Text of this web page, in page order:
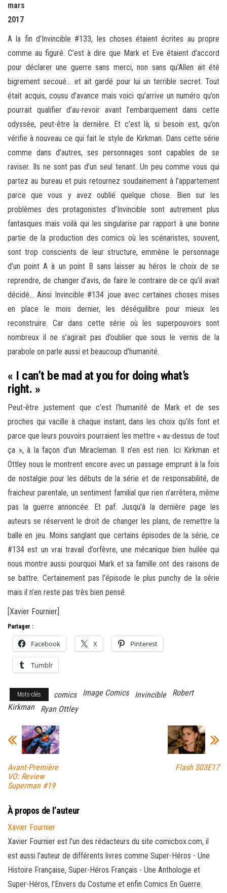
mars
2017
A la fin d’Invincible #133, les choses étaient écrites au propre
comme au figuré. C’est à dire que Mark et Eve étaient d’accord
pour déclarer une guerre sans merci, non sans qu’Allen ait été
bigrement secoué… et ait gardé pour lui un terrible secret. Tout
était acquis, cousu d’avance mais voici qu’arrive un numéro qu’on
pourrait qualifier d’au-revoir avant l’embarquement dans cette
odyssée, peut-être la dernière. Et c’est là, si besoin est, qu’on
vérifie à nouveau ce qui fait le style de Kirkman. Dans cette série
comme dans d’autres, ses personnages sont capables de se
raviser. Ils ne sont pas d’un seul tenant. Un peu comme vous qui
partez au bureau et puis retournez soudainement à l’appartement
parce que vous y avez oublié quelque chose. Bien sur les
problèmes des protagonistes d’Invincible sont autrement plus
fantasques mais voilà qui les singularise par rapport à une bonne
partie de la production des comics où les scénaristes, souvent,
sont trop conscients de leur structure, emmène le personnage
d’un point A à un point B sans laisser au héros le choix de se
reprendre, de changer d’avis, de faire le contraire de ce qu’il avait
décidé… Ainsi Invincible #134 joue avec certaines choses mises
en place le mois dernier, les déséquilibre pour mieux les
reconstruire. Car dans cette série où les superpouvoirs sont
nombreux il ne s’agirait pas d’oublier que sous le vernis de la
parabole on parle aussi et beaucoup d’humanité.
« I can’t be mad at you for doing what’s
right. »
Peut-être justement que c’est l’humanité de Mark et de ses
proches qui vacille à chaque instant, dans les choix qu’ils font et
parce que leurs pouvoirs pourraient les mettre « au-dessus de tout
ça », à la façon d’un Miracleman. Il n’en est rien. Ici Kirkman et
Ottley nous le montrent encore avec un passage emprunt à la fois
de nostalgie pour les débuts de la série et de responsabilité, de
fraicheur parentale, un sentiment familial que rien n’arrêtera, même
pas la guerre annoncée. Et paf. Jusqu’à la dernière page les
auteurs se réservent le droit de changer les plans, de remettre la
balle en jeu. Moins sanglant que certains épisodes de la série, ce
#134 est un vrai travail d’orfèvre, une mécanique bien huilée qui
nous montre aussi pourquoi Mark et sa famille ont des raisons de
se battre. Certainement pas l’épisode le plus punchy de la série
mais il n’en reste pas très bien pensé.
[Xavier Fournier]
Partager :
Facebook X Pinterest
Tumblr
Mots-clés comics Image Comics Invincible
Robert
Kirkman
Ryan Ottley
Avant-Première
VO: Review
Superman #19
Flash S03E17
À propos de l’auteur
Xavier Fournier
Xavier Fournier est l'un des rédacteurs du site comicbox.com, il
est aussi l'auteur de différents livres comme Super-Héros - Une
Histoire Française, Super-Héros Français - Une Anthologie et
Super-Héros, l'Envers du Costume et enfin Comics En Guerre.